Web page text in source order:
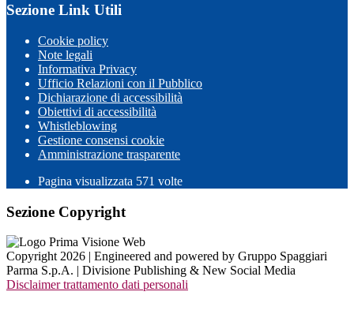
Sezione Link Utili
Cookie policy
Note legali
Informativa Privacy
Ufficio Relazioni con il Pubblico
Dichiarazione di accessibilità
Obiettivi di accessibilità
Whistleblowing
Gestione consensi cookie
Amministrazione trasparente
Pagina visualizzata 571 volte
Sezione Copyright
Copyright 2026 | Engineered and powered by Gruppo Spaggiari
Parma S.p.A. | Divisione Publishing & New Social Media
Disclaimer trattamento dati personali